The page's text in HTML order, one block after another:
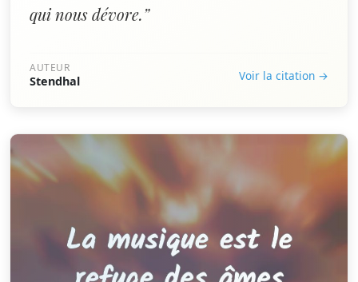
qui nous dévore.”
AUTEUR
Stendhal Voir la citation →